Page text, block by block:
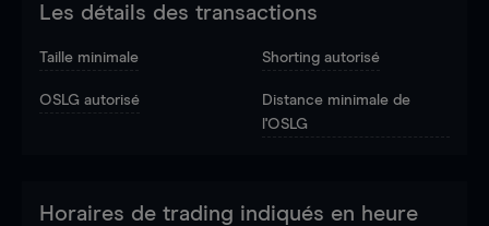
Les détails des transactions
Taille minimale Shorting autorisé
OSLG autorisé
Distance minimale de
l'OSLG
Horaires de trading indiqués en heure